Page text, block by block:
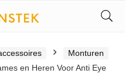
Monturen
en Heren Voor Anti Eye